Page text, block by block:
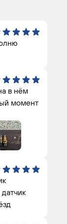
в нём
момент